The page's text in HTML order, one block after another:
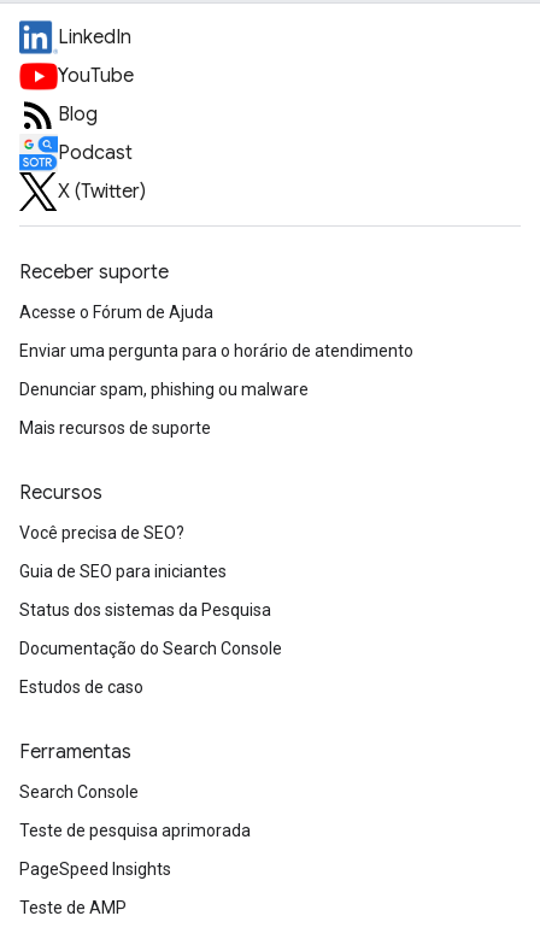
LinkedIn
YouTube
Blog
Podcast
X (Twitter)
Receber suporte
Acesse o Fórum de Ajuda
Enviar uma pergunta para o horário de atendimento
Denunciar spam, phishing ou malware
Mais recursos de suporte
Recursos
Você precisa de SEO?
Guia de SEO para iniciantes
Status dos sistemas da Pesquisa
Documentação do Search Console
Estudos de caso
Ferramentas
Search Console
Teste de pesquisa aprimorada
PageSpeed Insights
Teste de AMP